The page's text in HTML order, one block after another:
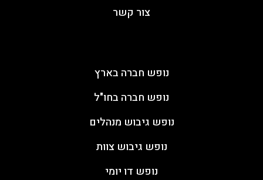
צור קשר
נופש חברה בארץ
נופש חברה בחו"ל
נופש גיבוש מנהלים
נופש גיבוש צוות
נופש דו יומי